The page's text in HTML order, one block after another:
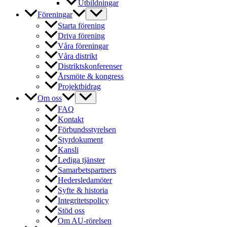
Utbildningar
Föreningar
Starta förening
Driva förening
Våra föreningar
Våra distrikt
Distriktskonferenser
Årsmöte & kongress
Projektbidrag
Om oss
FAQ
Kontakt
Förbundsstyrelsen
Styrdokument
Kansli
Lediga tjänster
Samarbetspartners
Hedersledamöter
Syfte & historia
Integritetspolicy
Stöd oss
Om AU-rörelsen